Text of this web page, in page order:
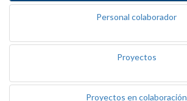
Personal colaborador
Proyectos
Proyectos en colaboración